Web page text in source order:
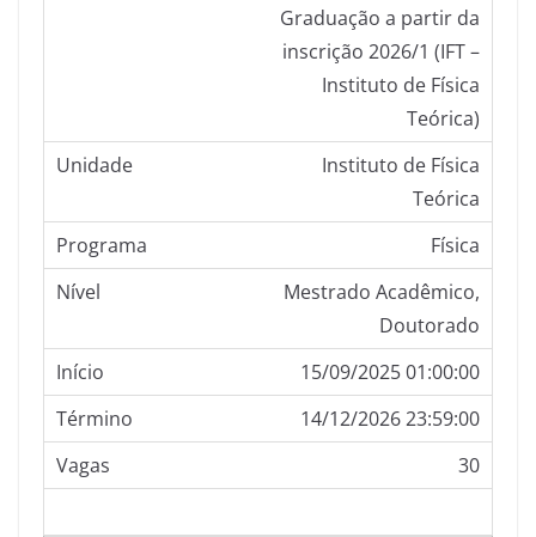
Graduação a partir da
inscrição 2026/1 (IFT –
Instituto de Física
Teórica)
Instituto de Física
Teórica
Física
Mestrado Acadêmico,
Doutorado
15/09/2025 01:00:00
14/12/2026 23:59:00
30